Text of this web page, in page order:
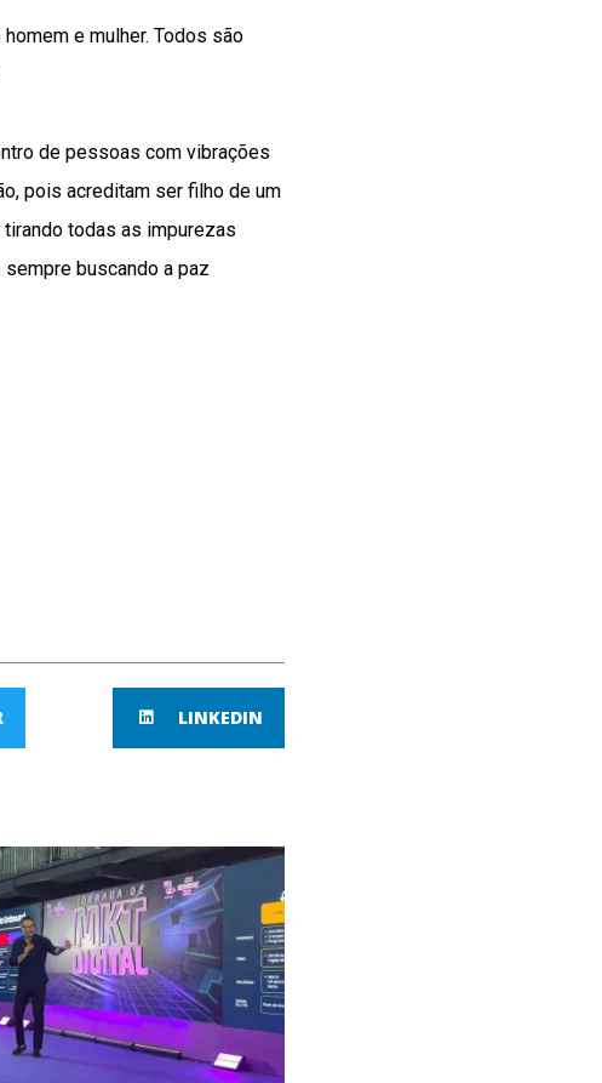
e mulher. Todos são
de pessoas com vibrações
pois acreditam ser filho de um
todas as impurezas
buscando a paz
LINKEDIN